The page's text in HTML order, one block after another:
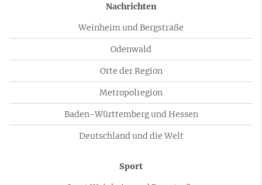
Nachrichten
Weinheim und Bergstraße
Odenwald
Orte der Region
Metropolregion
Baden-Württemberg und Hessen
Deutschland und die Welt
Sport